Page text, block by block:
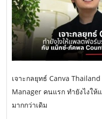
เจาะกลยุทธ์ Canva
Manager คนแรก ทำยังไงใ
มากกว่าเดิม